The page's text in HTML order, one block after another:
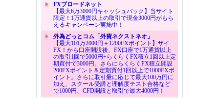
FXブロードネット
【最大6万3000円キャッシュバック】当サイト
限定！1万通貨以上の取引で現金3000円がもら
えるキャンペーン実施中！
外為どっとコム「外貨ネクストネオ」
【最大101万2000円＋1200FXポイント】ザイ
FX！から口座開設後、FX口座で1万通貨以上
の取引1回で5000円+らくらくFX積立1回以上定
期買付で3000円。さらにらくらくFX積立開設
200FXポイント＆定期買付1回以上で1000FXポ
イント。さらに取引量に応じて最大100万円に
加え、スクール受講と理解度テスト合格など
で1000円、CFD開設と取引で最大4000円！